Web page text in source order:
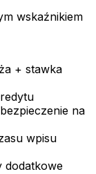
wskaźnikiem
+ stawka
na
wpisu
dodatkowe